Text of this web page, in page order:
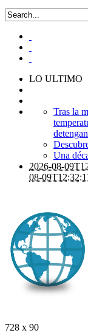
LO ULTIMO
Tras la
Una
2026-08-
08-
728 x 90